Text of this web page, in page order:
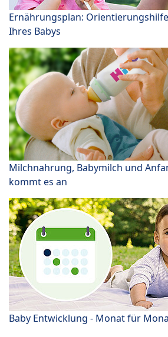
Ernährungsplan:
Ihres Babys
Milchnahrung, Babymilch und
kommt es an
Baby Entwicklung - Monat für